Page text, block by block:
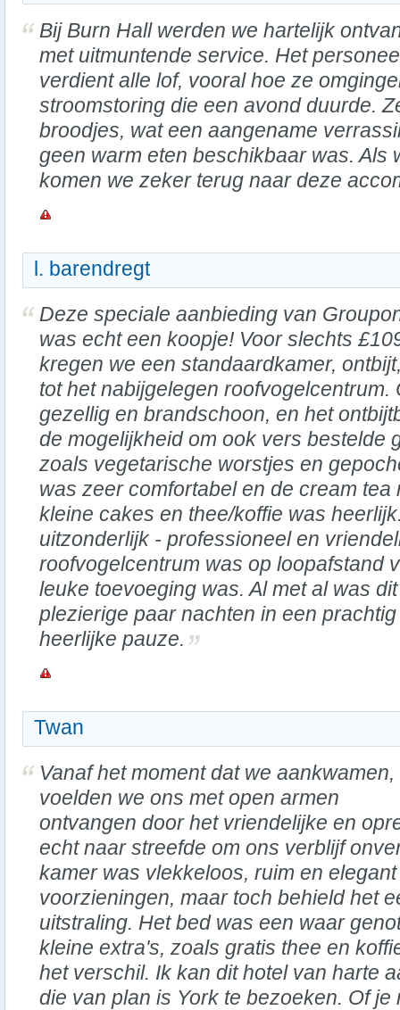
Bij Burn Hall werden we hartelijk
met uitmuntende service. Het
verdient alle lof, vooral hoe ze
stroomstoring die een avond duurde.
broodjes, wat een aangename
geen warm eten beschikbaar was. Als
komen we zeker terug naar deze
l. barendregt
Deze speciale aanbieding van
was echt een koopje! Voor slechts
kregen we een standaardkamer,
tot het nabijgelegen roofvogelcentrum.
gezellig en brandschoon, en het
de mogelijkheid om ook vers bestelde
zoals vegetarische worstjes en
was zeer comfortabel en de cream tea
kleine cakes en thee/koffie was
uitzonderlijk - professioneel en
roofvogelcentrum was op loopafstand
leuke toevoeging was. Al met al was
plezierige paar nachten in een
heerlijke pauze.
Twan
Vanaf het moment dat we aankwamen,
voelden we ons met open armen
ontvangen door het vriendelijke en
echt naar streefde om ons verblijf
kamer was vlekkeloos, ruim en
voorzieningen, maar toch behield het
uitstraling. Het bed was een waar
kleine extra's, zoals gratis thee en
het verschil. Ik kan dit hotel van harte
die van plan is York te bezoeken. Of je